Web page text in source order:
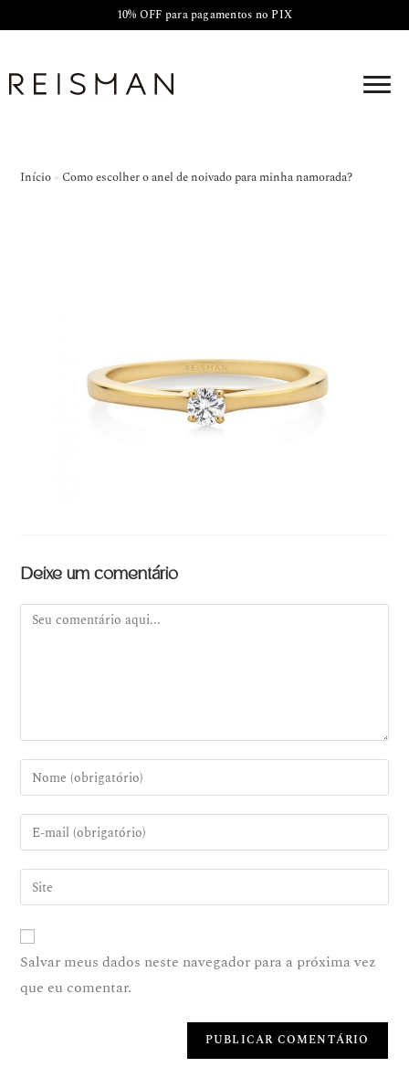
10% OFF para pagamentos no PIX
Início » Como escolher o anel de noivado para minha namorada?
Deixe um comentário
Salvar meus dados neste navegador para a próxima vez
que eu comentar.